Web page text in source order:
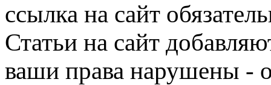
ссылка на сайт
Статьи на сайт
ваши права нарушены -